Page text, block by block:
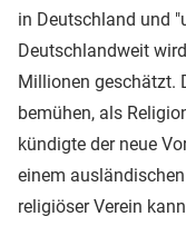
in Deutschland und
Deutschlandweit
Millionen geschätzt.
bemühen, als
kündigte der neue
einem
religiöser Verein